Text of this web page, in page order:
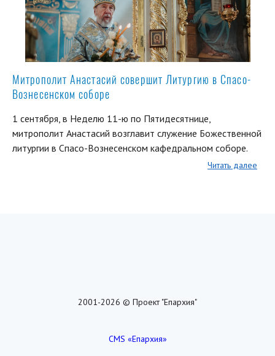
Митрополит Анастасий совершит Литургию в Спасо-
Вознесенском соборе
1 сентября, в Неделю 11-ю по Пятидесятнице,
митрополит Анастасий возглавит служение Божественной
литургии в Спасо-Вознесенском кафедральном соборе.
Читать далее
2001-2026 © Проект "Епархия"
CMS «Епархия»